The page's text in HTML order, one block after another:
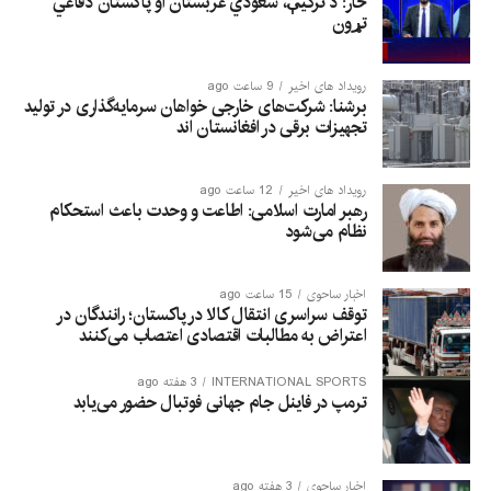
the rush of migrants on
misinformation, human ​
trafficking networks
and misinterpretation of
a Spanish ruling
banning immediate
returns of migrants
intercepted at sea. That
statement is similar to
the Spanish Foreign
Ministry’s comments on
تړون
رویداد های اخیر 9 ساعت ago
برشنا: شرکت‌های خارجی خواهان سرمایه‌گذاری در تولید
تجهیزات برقی در افغانستان‌ اند
رویداد های اخیر 12 ساعت ago
رهبر امارت اسلامی: اطاعت و وحدت باعث استحکام
نظام می‌شود
اخبار ساحوی 15 ساعت ago
توقف سراسری انتقال کالا در پاکستان؛ رانندگان در
اعتراض به مطالبات اقتصادی اعتصاب می‌کنند
INTERNATIONAL SPORTS 3 هفته ago
ترمپ در فاینل جام جهانی فوتبال حضور می‌یابد
اخبار ساحوی 3 هفته ago